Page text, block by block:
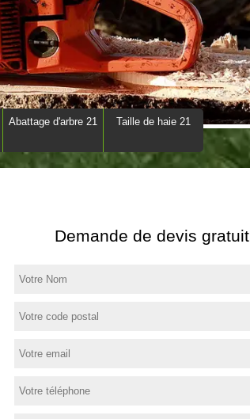
Abattage d'arbre 21 Taille de haie 21
Demande de devis gratuit